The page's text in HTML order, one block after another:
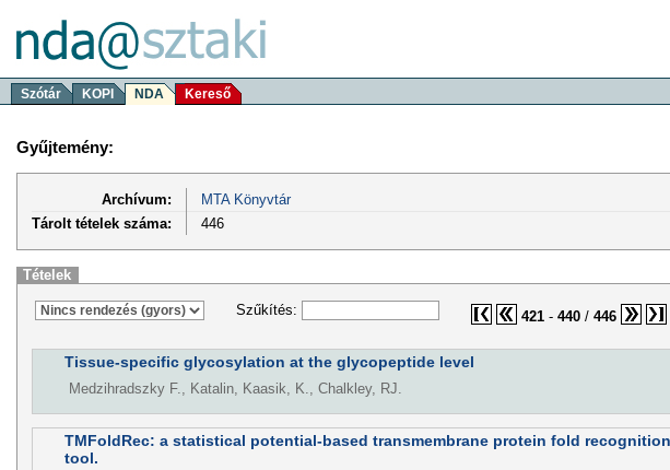
Szótár KOPI NDA Kereső
Gyűjtemény:
Archívum:
MTA Könyvtár
Tárolt tételek száma:
446
Tételek
Szűkítés: 421- 440/ 446
Tissue-specific glycosylation at the glycopeptide level
Medzihradszky F., Katalin, Kaasik, K., Chalkley, RJ.
TMFoldRec: a statistical potential-based transmembrane protein fold recognition
tool.